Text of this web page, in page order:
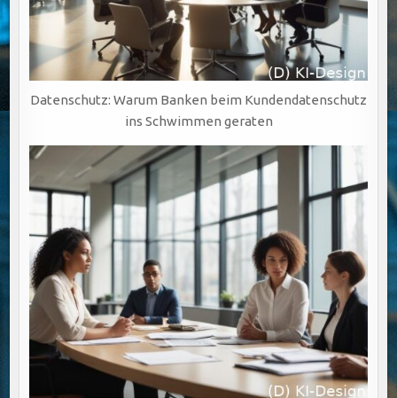
Datenschutz: Warum Banken beim Kundendatenschutz
ins Schwimmen geraten